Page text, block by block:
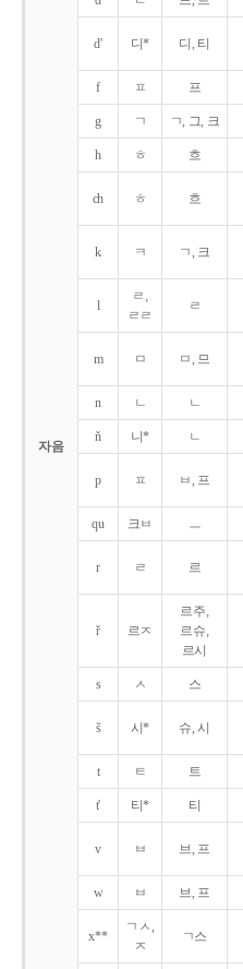
자음
d' 디* 디, 티
f ㅍ 프
g ㄱ ㄱ, 그, 크
h ㅎ 흐
ch ㅎ 흐
k ㅋ ㄱ, 크
l
ㄹ,
ㄹㄹ
ㄹ
m ㅁ ㅁ, 므
n ㄴ ㄴ
ň 니* ㄴ
p ㅍ ㅂ, 프
qu 크ㅂ ㅡ
r ㄹ 르
ř 르ㅈ
르주,
르슈,
르시
s ㅅ 스
š 시* 슈, 시
t ㅌ 트
t' 티* 티
v ㅂ 브, 프
w ㅂ 브, 프
x**
ㄱㅅ,
ㅈ
ㄱ스